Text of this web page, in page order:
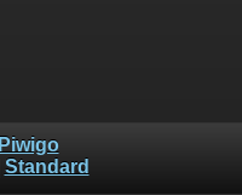
Piwigo
Standard